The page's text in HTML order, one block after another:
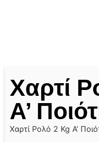
Χαρτί
Α’
Χαρτί Ρολό 2 Kg Α’